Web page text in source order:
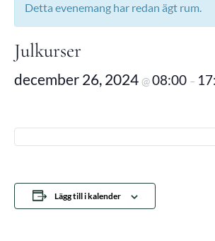
Detta evenemang har redan ägt rum.
Julkurser
december 26, 2024 @08:00 –
Lägg till i kalender